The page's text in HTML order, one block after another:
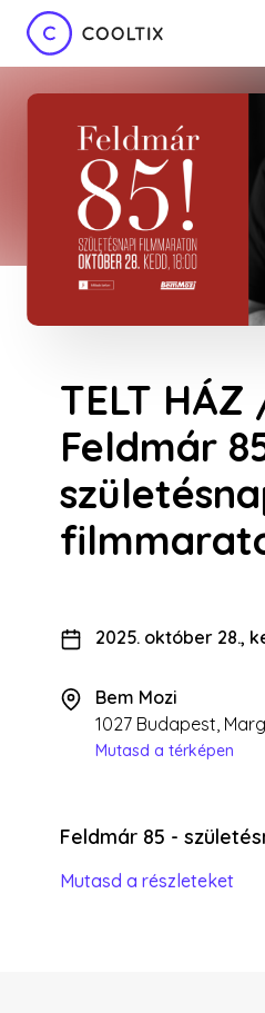
TELT
Feldmár
2025. október 28.,
Bem Mozi
1027 Budapest,
Mutasd a térképen
Feldmár 85 -
Mutasd a részleteket